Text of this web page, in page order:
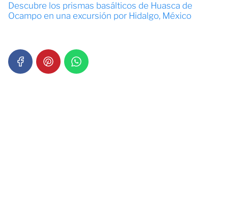
Descubre los prismas basálticos de Huasca de
Ocampo en una excursión por Hidalgo, México